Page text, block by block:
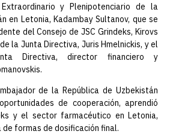
y Plenipotenciario de la
en Letonia, Kadambay Sultanov, que se
del Consejo de JSC Grindeks, Kirovs
la Junta Directiva, Juris Hmelnickis, y el
Directiva, director financiero y
de la República de Uzbekistán
de cooperación, aprendió
y el sector farmacéutico en Letonia,
formas de dosificación final.